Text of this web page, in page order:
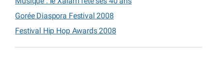
Gorée Diaspora Festival 2008
Festival Hip Hop Awards 2008